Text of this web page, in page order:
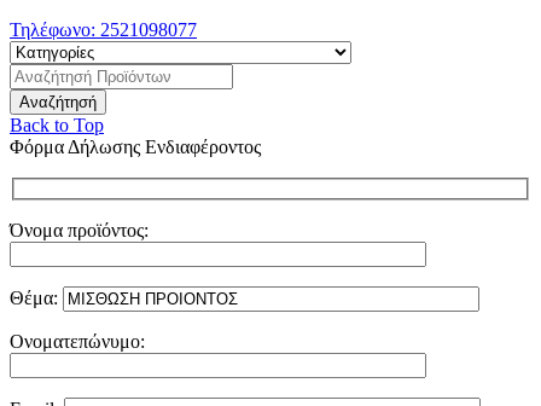
Τηλέφωνο: 2521098077
Back to Top
Φόρμα Δήλωσης Ενδιαφέροντος
Όνομα προϊόντος:
Θέμα:
Ονοματεπώνυμο: